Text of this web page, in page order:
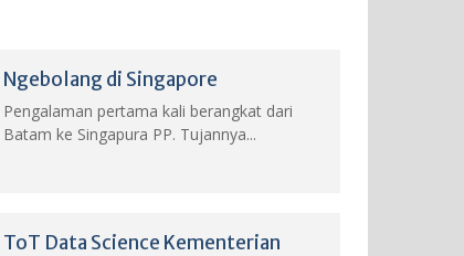
Ngebolang di Singapore
Pengalaman pertama kali berangkat dari
Batam ke Singapura PP. Tujannya...
ToT Data Science Kementerian